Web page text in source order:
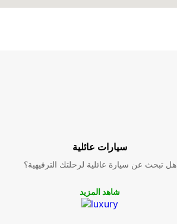
سيارات عائلية
هل تبحث عن سيارة عائلية لرحلتك الترفيهية؟
شاهد المزيد